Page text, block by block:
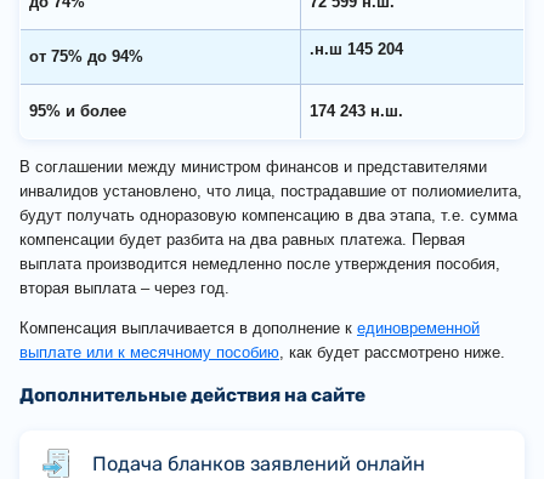
145 204 н.ш.
от 75% до 94%
174 243 н.ш.
95% и более
В соглашении между министром финансов и представителями
инвалидов установлено, что лица, пострадавшие от полиомиелита,
будут получать одноразовую компенсацию в два этапа, т.е. сумма
компенсации будет разбита на два равных платежа. Первая
выплата производится немедленно после утверждения пособия,
вторая выплата – через год.
Компенсация выплачивается в дополнение к единовременной
выплате или к месячному пособию, как будет рассмотрено ниже.
Дополнительные действия на сайте
Подача бланков заявлений онлайн